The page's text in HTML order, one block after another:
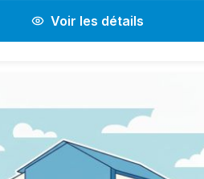
Voir les détails